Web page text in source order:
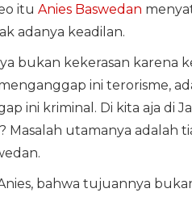
itu Anies Baswedan
adanya keadilan.
bukan kekerasan karena
ini terorisme,
ini kriminal. Di kita aja di
Masalah utamanya adalah
bahwa tujuannya